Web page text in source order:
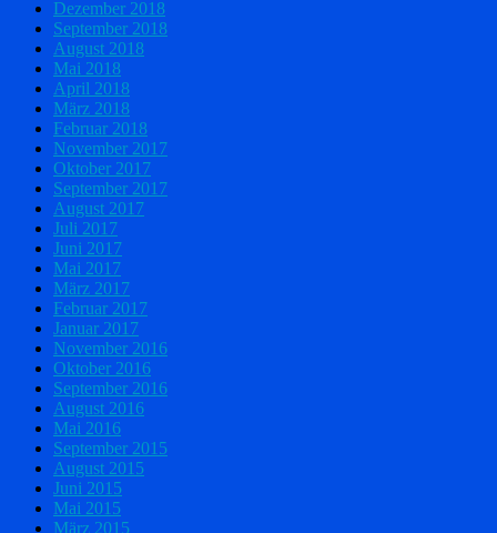
Dezember 2018
September 2018
August 2018
Mai 2018
April 2018
März 2018
Februar 2018
November 2017
Oktober 2017
September 2017
August 2017
Juli 2017
Juni 2017
Mai 2017
März 2017
Februar 2017
Januar 2017
November 2016
Oktober 2016
September 2016
August 2016
Mai 2016
September 2015
August 2015
Juni 2015
Mai 2015
März 2015